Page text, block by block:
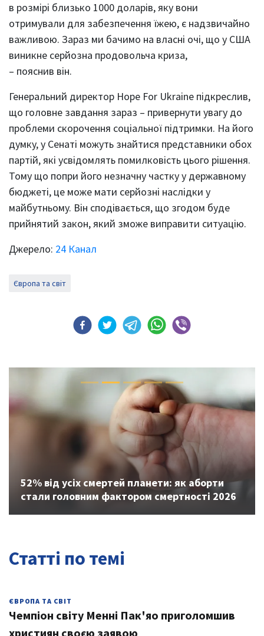
в розмірі близько 1000 доларів, яку вони
отримували для забезпечення їжею, є надзвичайно
важливою. Зараз ми бачимо на власні очі, що у США
виникне серйозна продовольча криза,
– пояснив він.
Генеральний директор Hope For Ukraine підкреслив,
що головне завдання зараз – привернути увагу до
проблеми скорочення соціальної підтримки. На його
думку, у Сенаті можуть знайтися представники обох
партій, які усвідомлять помилковість цього рішення.
Тому що попри його незначну частку у державному
бюджеті, це може мати серйозні наслідки у
майбутньому. Він сподівається, що згодом буде
прийнятий закон, який зможе виправити ситуацію.
Джерело: 24 Канал
Європа та світ
52% від усіх смертей планети: як аборти
стали головним фактором смертності 2026
Previous Next
Статті по темі
ЄВРОПА ТА СВІТ
Чемпіон світу Менні Пак'яо приголомшив
християн своєю заявою